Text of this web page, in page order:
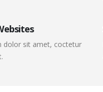
dolor sit amet, coctetur